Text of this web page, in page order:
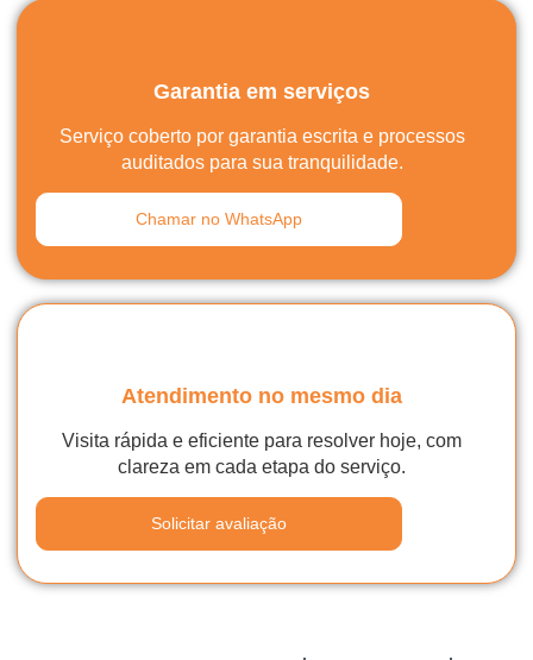
Garantia em serviços
Serviço coberto por garantia escrita e processos
auditados para sua tranquilidade.
Chamar no WhatsApp
Atendimento no mesmo dia
Visita rápida e eficiente para resolver hoje, com
clareza em cada etapa do serviço.
Solicitar avaliação